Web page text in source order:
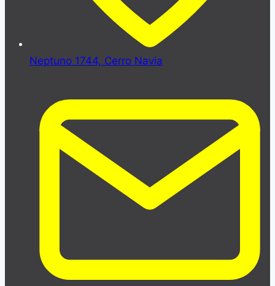
Neptuno 1744, Cerro Navia